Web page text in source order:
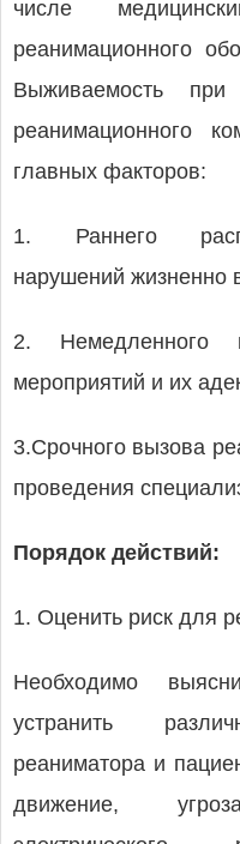
числе
реанимационного
Выживаемость при
реанимационного
главных факторов:
1. Раннего
нарушений жизненно
2. Немедленного
мероприятий и их
3.Срочного вызова
проведения
Порядок действий:
1. Оценить риск для
Необходимо
устранить
реаниматора и
движение,